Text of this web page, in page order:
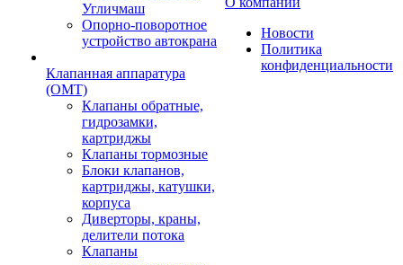
Угличмаш
Опорно-поворотное
устройство автокрана
Клапанная аппаратура
(OMT)
Клапаны обратные,
гидрозамки,
картриджы
Клапаны тормозные
Блоки клапанов,
картриджы, катушки,
корпуса
Диверторы, краны,
делители потока
Клапаны
Новости
Политика
конфиденциальности